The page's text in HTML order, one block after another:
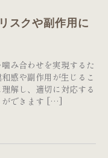
スクや副作用に
み合わせを実現するた
感や副作用が生じるこ
解し、適切に対応する
ができます […]